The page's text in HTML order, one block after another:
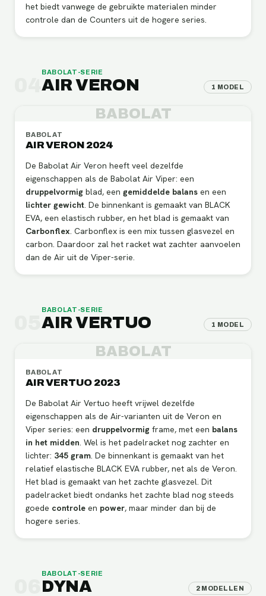
het biedt vanwege de gebruikte materialen minder
controle dan de Counters uit de hogere series.
BABOLAT -SERIE
AIR VERON 1 MODEL
BABOLAT
BABOLAT
AIR VERON 2024
De Babolat Air Veron heeft veel dezelfde
eigenschappen als de Babolat Air Viper: een
druppelvormig blad, een gemiddelde balans en een
lichter gewicht . De binnenkant is gemaakt van BLACK
EVA, een elastisch rubber, en het blad is gemaakt van
Carbonflex . Carbonflex is een mix tussen glasvezel en
carbon. Daardoor zal het racket wat zachter aanvoelen
dan de Air uit de Viper-serie.
BABOLAT -SERIE
AIR VERTUO 1 MODEL
BABOLAT
BABOLAT
AIR VERTUO 2023
De Babolat Air Vertuo heeft vrijwel dezelfde
eigenschappen als de Air-varianten uit de Veron en
Viper series: een druppelvormig frame, met een balans
in het midden . Wel is het padelracket nog zachter en
lichter: 345 gram . De binnenkant is gemaakt van het
relatief elastische BLACK EVA rubber, net als de Veron.
Het blad is gemaakt van het zachte glasvezel. Dit
padelracket biedt ondanks het zachte blad nog steeds
goede controle en power, maar minder dan bij de
hogere series.
BABOLAT -SERIE
DYNA 2 MODELLEN